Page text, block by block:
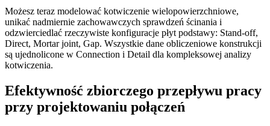
Możesz teraz modelować kotwiczenie wielopowierzchniowe,
unikać nadmiernie zachowawczych sprawdzeń ścinania i
odzwierciedlać rzeczywiste konfiguracje płyt podstawy: Stand-off,
Direct, Mortar joint, Gap. Wszystkie dane obliczeniowe konstrukcji
są ujednolicone w Connection i Detail dla kompleksowej analizy
kotwiczenia.
Efektywność zbiorczego przepływu pracy
przy projektowaniu połączeń